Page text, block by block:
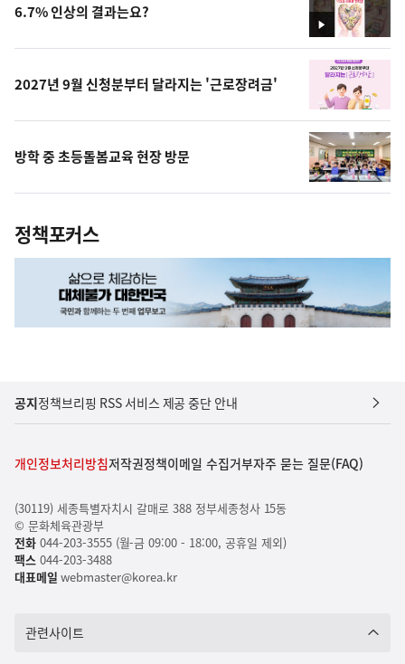
영
상
6.7% 인상의 결과는요?
2027년 9월 신청분부터 달라지는 '근로장려금'
방학 중 초등돌봄교육 현장 방문
정책포커스
공지정책브리핑 RSS 서비스 제공 중단 안내
개인정보처리방침저작권정책이메일 수집거부자주 묻는 질문(FAQ)
(30119) 세종특별자치시 갈매로 388 정부세종청사 15동
© 문화체육관광부
전화044-203-3555 (월-금 09:00 - 18:00, 공휴일 제외)
팩스044-203-3488
대표메일 webmaster@korea.kr
관련사이트